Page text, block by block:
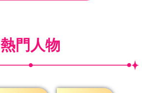
熱門人物